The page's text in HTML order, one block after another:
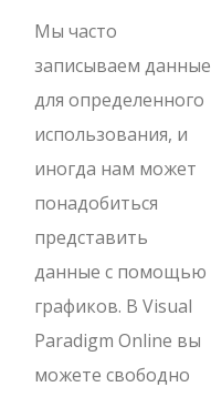
Мы часто
записываем данные
для определенного
использования, и
иногда нам может
понадобиться
представить
данные с помощью
графиков. В Visual
Paradigm Online вы
можете свободно